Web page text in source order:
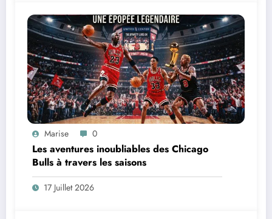
Marise 0
Les aventures inoubliables des Chicago
Bulls à travers les saisons
17 Juillet 2026